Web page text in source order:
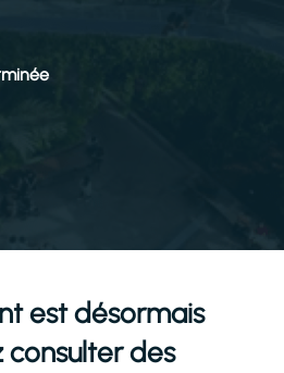
est désormais
consulter des